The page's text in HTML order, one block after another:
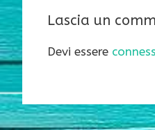
Lascia un
Devi essere